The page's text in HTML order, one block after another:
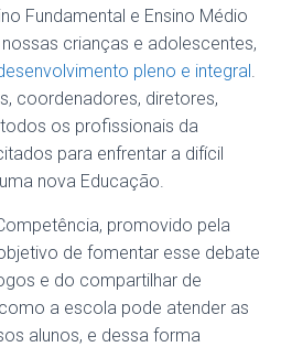
Fundamental e Ensino Médio
crianças e adolescentes,
pleno e integral.
coordenadores, diretores,
os profissionais da
para enfrentar a difícil
nova Educação.
promovido pela
de fomentar esse debate
e do compartilhar de
a escola pode atender as
alunos, e dessa forma